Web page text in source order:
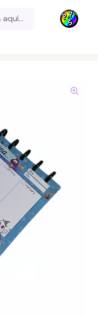
de fabricación propia,